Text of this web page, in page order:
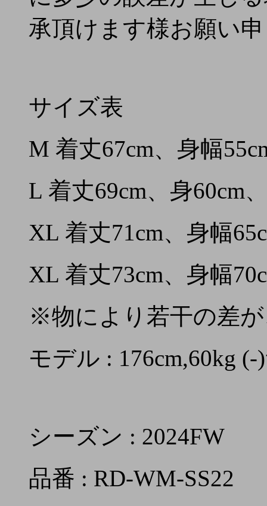
承頂けます様お願い
サイズ表
M 着丈67cm、身幅
L 着丈69cm、身60cm
XL 着丈71cm、身幅
XL 着丈73cm、身幅
※物により若干の差
モデル : 176cm,60kg
シーズン : 2024FW
品番 : RD-WM-SS22